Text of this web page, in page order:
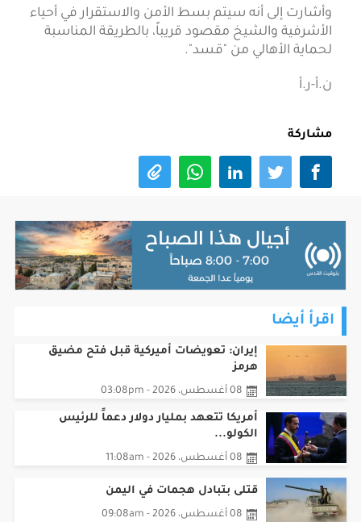
وأشارت إلى أنه سيتم بسط الأمن والاستقرار في أحياء
الأشرفية والشيخ مقصود قريباً، بالطريقة المناسبة
لحماية الأهالي من "قسد".
ن.أ-ر.أ
مشاركة
اقرأ أيضا
إيران: تعويضات أميركية قبل فتح مضيق
هرمز
08 أغسطس، 2026 - 03:08pm
أمريكا تتعهد بمليار دولار دعماً للرئيس
الكولو...
08 أغسطس، 2026 - 11:08am
قتلى بتبادل هجمات في اليمن
08 أغسطس، 2026 - 09:08am